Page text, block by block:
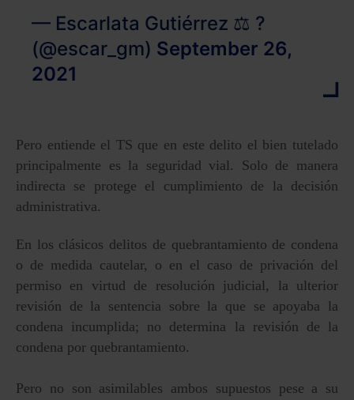
— Escarlata Gutiérrez ⚖️ ?
(@escar_gm) September 26,
2021
Pero entiende el TS que en este delito el bien tutelado
principalmente es la seguridad vial. Solo de manera
indirecta se protege el cumplimiento de la decisión
administrativa.
En los clásicos delitos de quebrantamiento de condena
o de medida cautelar, o en el caso de privación del
permiso en virtud de resolución judicial, la ulterior
revisión de la sentencia sobre la que se apoyaba la
condena incumplida; no determina la revisión de la
condena por quebrantamiento.
Pero no son asimilables ambos supuestos pese a su